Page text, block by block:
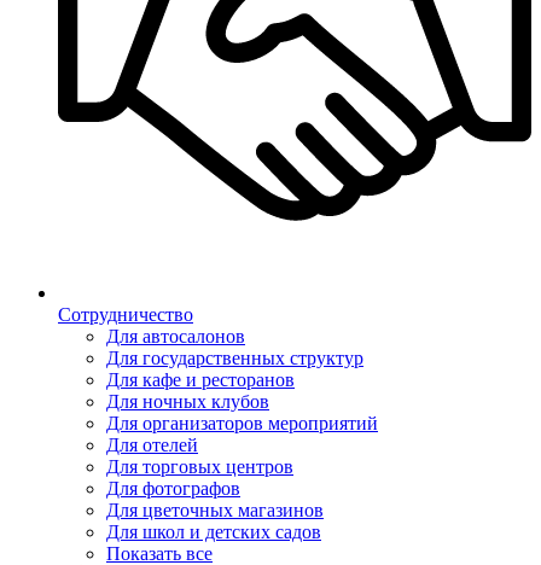
Сотрудничество
Для автосалонов
Для государственных структур
Для кафе и ресторанов
Для ночных клубов
Для организаторов мероприятий
Для отелей
Для торговых центров
Для фотографов
Для цветочных магазинов
Для школ и детских садов
Показать все